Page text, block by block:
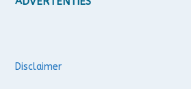
Disclaimer